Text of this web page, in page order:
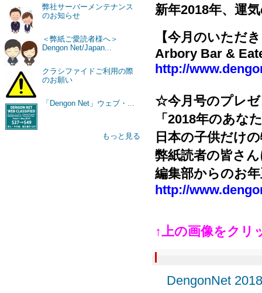
弊社サーバーメンテナンス
のお知らせ
＜弊紙ご愛読者様へ＞
Dengon Net/Japan...
クラシファイドご利用の際
のお願い
「Dengon Net」ウェブ・...
もっと見る
新年2018年、運
【今月のいただ
Arbory Bar &
http://
☆今月号のプレ
「2018年のあな
日本の子供だけ
弊紙読者の皆さ
編集部からのお
http://
↑上の画像をクリ
DengonNet